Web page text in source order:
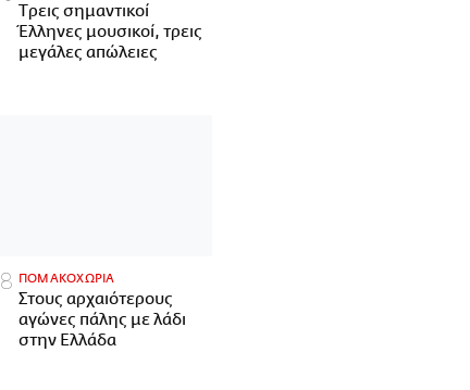
Tρεις σημαντικοί
Έλληνες μουσικοί, τρεις
μεγάλες απώλειες
ΠΟΜΑΚΟΧΩΡΙΑ
Στους αρχαιότερους
αγώνες πάλης με λάδι
στην Ελλάδα